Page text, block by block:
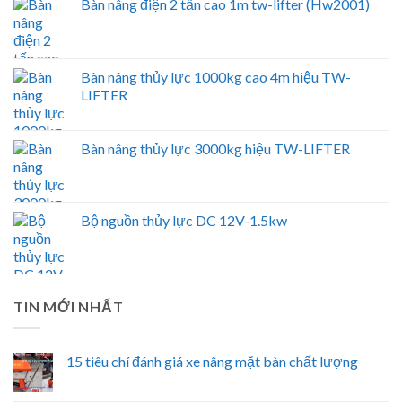
Bàn nâng điện 2 tấn cao 1m tw-lifter (Hw2001)
Bàn nâng thủy lực 1000kg cao 4m hiệu TW-
LIFTER
Bàn nâng thủy lực 3000kg hiệu TW-LIFTER
Bộ nguồn thủy lực DC 12V-1.5kw
TIN MỚI NHẤT
15 tiêu chí đánh giá xe nâng mặt bàn chất lượng